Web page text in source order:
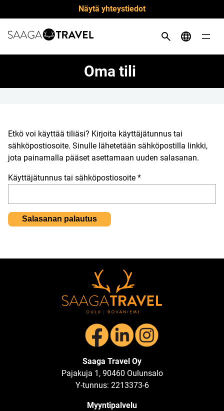
suoraan
sisältöön
Näytä yhteystiedot
Oma tili
Etkö voi käyttää tiliäsi? Kirjoita käyttäjätunnus tai
sähköpostiosoite. Sinulle lähetetään sähköpostilla linkki,
jota painamalla pääset asettamaan uuden salasanan.
Käyttäjätunnus tai sähköpostiosoite *Vaaditaan
Salasanan palautus
Saaga Travel Oy
Pajakuja 1, 90460 Oulunsalo
Y-tunnus: 2213373-6
Myyntipalvelu